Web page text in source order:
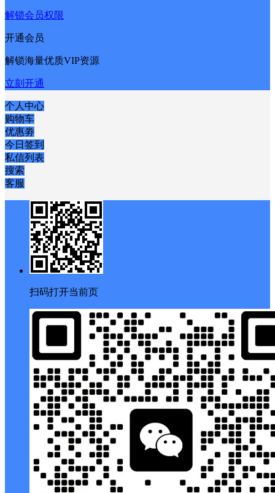
解锁会员权限
开通会员
解锁海量优质VIP资源
立刻开通
个人中心
购物车
优惠劵
今日签到
私信列表
搜索
客服
扫码打开当前页